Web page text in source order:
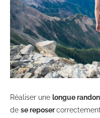
Réaliser une longue
de se reposer